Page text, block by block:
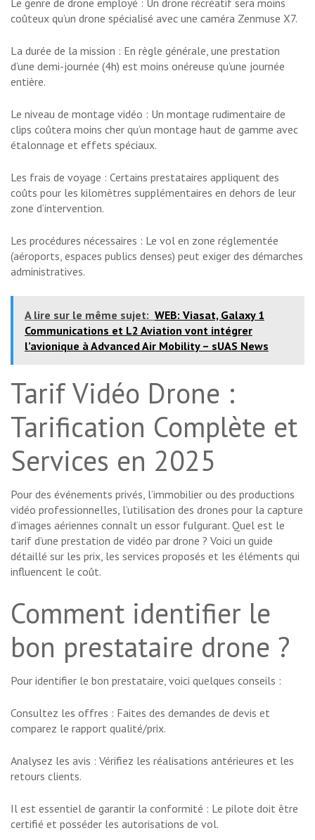
Le genre de drone employé : Un drone récréatif sera moins
coûteux qu’un drone spécialisé avec une caméra Zenmuse X7.
La durée de la mission : En règle générale, une prestation
d’une demi-journée (4h) est moins onéreuse qu’une journée
entière.
Le niveau de montage vidéo : Un montage rudimentaire de
clips coûtera moins cher qu’un montage haut de gamme avec
étalonnage et effets spéciaux.
Les frais de voyage : Certains prestataires appliquent des
coûts pour les kilomètres supplémentaires en dehors de leur
zone d’intervention.
Les procédures nécessaires : Le vol en zone réglementée
(aéroports, espaces publics denses) peut exiger des démarches
administratives.
A lire sur le même sujet: WEB: Viasat, Galaxy 1
Communications et L2 Aviation vont intégrer
l’avionique à Advanced Air Mobility – sUAS News
Tarif Vidéo Drone :
Tarification Complète et
Services en 2025
Pour des événements privés, l’immobilier ou des productions
vidéo professionnelles, l’utilisation des drones pour la capture
d’images aériennes connaît un essor fulgurant. Quel est le
tarif d’une prestation de vidéo par drone ? Voici un guide
détaillé sur les prix, les services proposés et les éléments qui
influencent le coût.
Comment identifier le
bon prestataire drone ?
Pour identifier le bon prestataire, voici quelques conseils :
Consultez les offres : Faites des demandes de devis et
comparez le rapport qualité/prix.
Analysez les avis : Vérifiez les réalisations antérieures et les
retours clients.
Il est essentiel de garantir la conformité : Le pilote doit être
certifié et posséder les autorisations de vol.